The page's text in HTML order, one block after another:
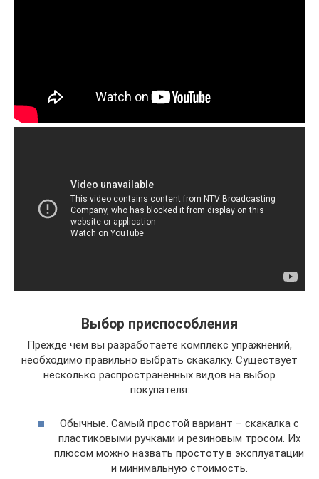
Выбор приспособления
Прежде чем вы разработаете комплекс упражнений,
необходимо правильно выбрать скакалку. Существует
несколько распространенных видов на выбор
покупателя:
Обычные. Самый простой вариант – скакалка с
пластиковыми ручками и резиновым тросом. Их
плюсом можно назвать простоту в эксплуатации
и минимальную стоимость.